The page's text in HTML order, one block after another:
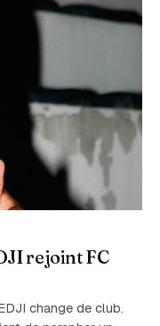
rejoint FC
change de club.